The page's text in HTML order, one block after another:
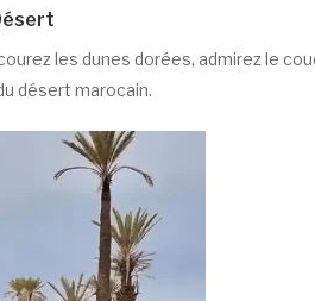
les dunes dorées, admirez le
désert marocain.